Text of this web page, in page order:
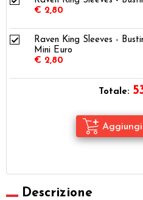
€ 2,80
Raven King Sleeves -
Mini Euro
€ 2,80
Totale:
Descrizione